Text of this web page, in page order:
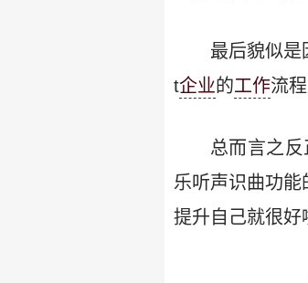
最后貌似是
t企业的工作流
总而言之
乐听声识曲功
提升自己就很好